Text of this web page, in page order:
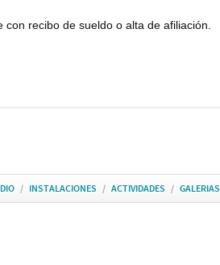
recibo de sueldo o alta de afiliación.
/ INSTALACIONES / ACTIVIDADES / GALERIAS